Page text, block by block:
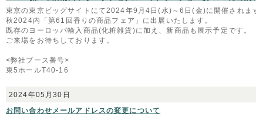
東京の東京ビッグサイトにて2024年9月4日(水)～6日(金)に開催されま
秋2024内「第61回香りの商品フェア」に出展いたします。
既存のヨーロッパ輸入商品(化粧雑貨)に加え、新商品も展示予定です。
ご来場をお待ちしております。
<弊社ブース番号>
東5ホールT40-16
2024年05月30日
お問い合わせメールアドレスの変更について